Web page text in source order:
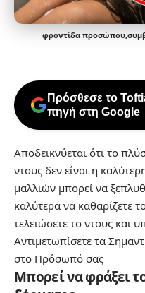
φροντίδα
Πρόσθεσε το
πηγή στη Google
Αποδεικνύεται ότι το
ντους δεν είναι η
μαλλιών μπορεί να
καλύτερα να καθαρίζετε
τελειώσετε το ντους και
Αντιμετωπίσετε τα
στο Πρόσωπό σας
Μπορεί να φράξει